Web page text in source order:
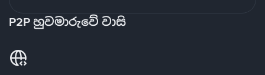
P2P හුවමාරුවේ වාසි